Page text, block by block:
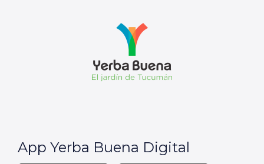
App Yerba Buena Digital